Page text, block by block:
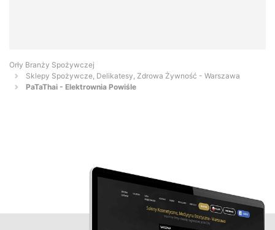
Orły Branży Spożywczej
Sklepy Spożywcze, Delikatesy, Zdrowa Żywność - Warszawa
PaTaThai - Elektrownia Powiśle